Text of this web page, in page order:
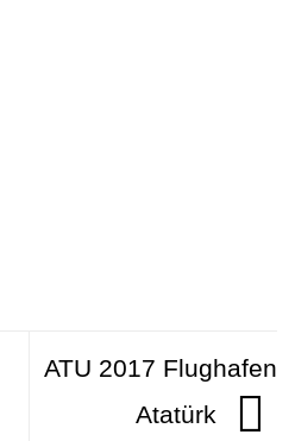
ATU 2017 Flughafen
Atatürk